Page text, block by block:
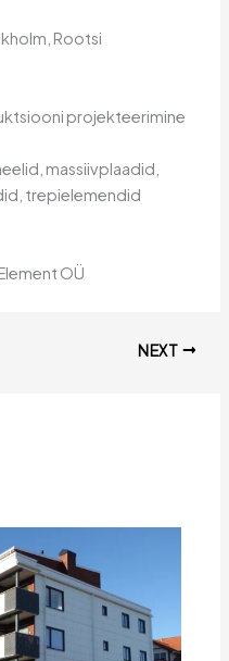
Rootsi
projekteerimine
massiivplaadid,
trepielemendid
OÜ
NEXT